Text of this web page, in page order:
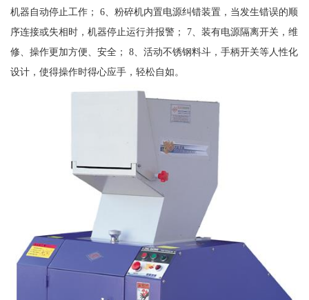
机器自动停止工作； 6、粉碎机内置电源纠错装置，当发生错误的顺
序连接或失相时，机器停止运行并报警； 7、装有电源隔离开关，维
修、操作更加方便、安全； 8、活动不锈钢料斗，手柄开关等人性化
设计，使得操作时得心应手，轻松自如。